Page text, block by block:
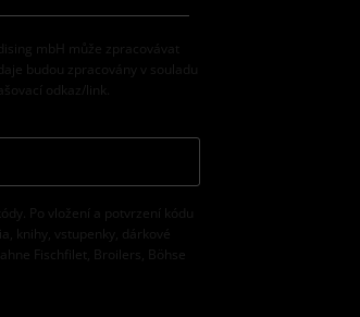
mbH může zpracovávat
budou zpracovány v souladu
odkaz/link.
Po vložení a potvrzení kódu
knihy, vstupenky, dárkové
Fischfilet, Broilers, Böhse